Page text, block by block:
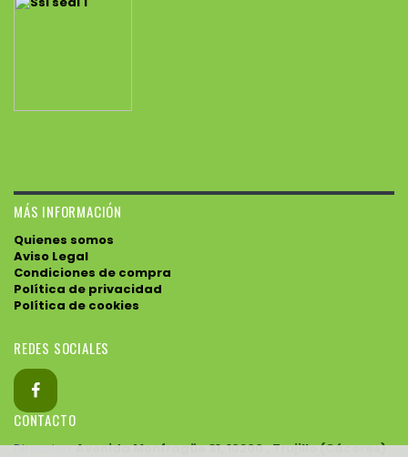
MÁS INFORMACIÓN
Quienes somos
Aviso Legal
Condiciones de compra
Política de privacidad
Política de cookies
REDES SOCIALES
CONTACTO
Direccion:Avenida Monfragüe 31, 10200 , Trujillo (Cáceres)